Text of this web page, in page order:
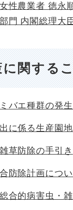
性農業者 徳永
門 内閣総理大
関する
バエ種群の発
に係る生産園
草防除の手引き
防除計画につ
総合的病害虫・